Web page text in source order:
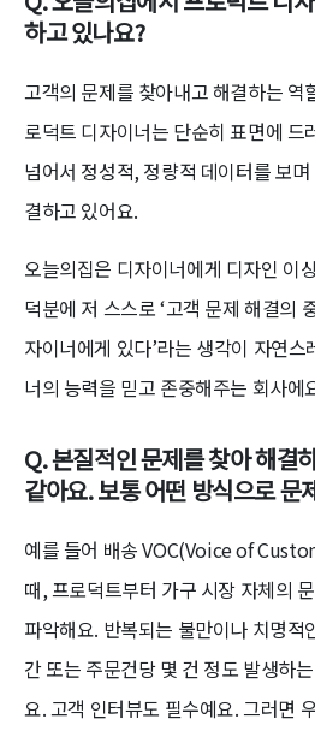
하고 있나요?
고객의 문제를 찾아내고 해결하는 역
로덕트 디자이너는 단순히 표면에 드
넘어서 정성적, 정량적 데이터를 보
결하고 있어요.
오늘의집은 디자이너에게 디자인 이
덕분에 저 스스로 ‘고객 문제 해결의
자이너에게 있다’라는 생각이 자연
너의 능력을 믿고 존중해주는 회사에
Q.본질적인 문제를 찾아 해결
같아요. 보통 어떤 방식으로 문
예를 들어 배송 VOC(Voice of
때, 프로덕트부터 가구 시장 자체의
파악해요. 반복되는 불만이나 치명적
간 또는 주문건당 몇 건 정도 발생하
요. 고객 인터뷰도 필수예요. 그러면